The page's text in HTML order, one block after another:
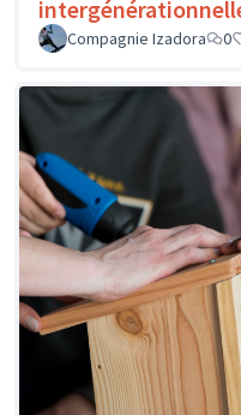
Compagnie Izadora
0